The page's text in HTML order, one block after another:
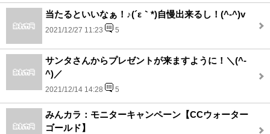
当たるといいなぁ！♪(´ε｀*)自慢出来るし！(^-^)v
2021/12/27 11:23 5
サンタさんからプレゼントが来ますように！＼(^-
^)／
2021/12/14 14:28 5
みんカラ：モニターキャンペーン【CCウォーター
ゴールド】